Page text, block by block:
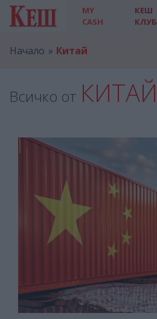
MY
CASH
КЕШ
КЛУБ
Начало Китай
Всичко от КИТАЙ